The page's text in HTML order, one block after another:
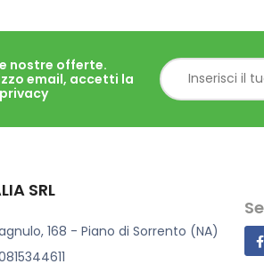
nostre offerte.
email, accetti la
SRL
168 - Piano di Sorrento (NA)